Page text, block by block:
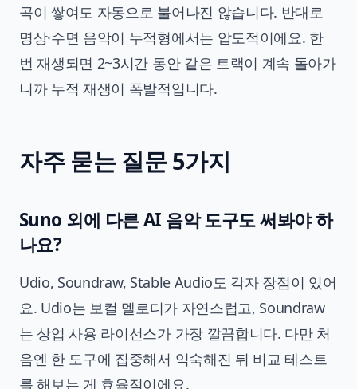
곡이 쌓여도 자동으로 불어나진 않습니다. 반대로
명상·수면 음악이 누적형에서는 압도적이에요. 한
번 재생되면 2~3시간 동안 같은 트랙이 계속 돌아가
니까 누적 재생이 폭발적입니다.
자주 묻는 질문 5가지
Suno 외에 다른 AI 음악 도구도 써봐야 하
나요?
Udio, Soundraw, Stable Audio도 각자 장점이 있어
요. Udio는 보컬 멜로디가 자연스럽고, Soundraw
는 상업 사용 라이선스가 가장 깔끔합니다. 다만 처
음엔 한 도구에 집중해서 익숙해진 뒤 비교 테스트
를 해보는 게 효율적이에요.